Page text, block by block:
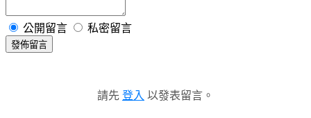
公開留言 私密留言
發佈留言
請先 登入 以發表留言。